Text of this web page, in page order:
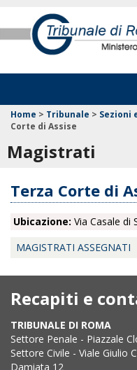
Home > Tribunale > Sezioni
Corte di Assise
Magistrati
Terza Corte di
Ubicazione: Via Casale di
MAGISTRATI ASSEGNATI
Recapiti e
TRIBUNALE DI ROMA
Settore Penale - Piazzale
Settore Civile - Viale Giulio
Damiata 12